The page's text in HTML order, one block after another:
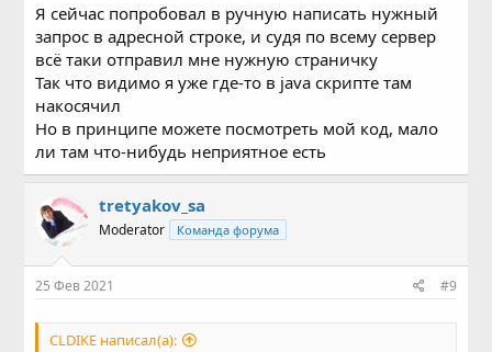
Я сейчас попробовал в ручную написать нужный
запрос в адресной строке, и судя по всему сервер
всё таки отправил мне нужную страничку
Так что видимо я уже где-то в java скрипте там
накосячил
Но в принципе можете посмотреть мой код, мало
ли там что-нибудь неприятное есть
tretyakov_sa
Moderator Команда форума
25 Фев 2021 #9
CLDIKE написал(а):